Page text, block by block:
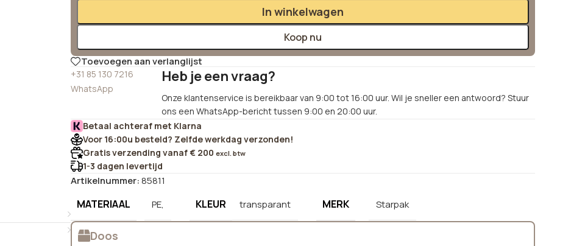
In winkelwagen
Koop nu
Toevoegen aan verlanglijst
+31 85 130 7216
WhatsApp
Heb je een vraag?
Onze klantenservice is bereikbaar van 9:00 tot 16:00 uur. Wil je sneller een antwoord? Stuur
ons een WhatsApp-bericht tussen 9:00 en 20:00 uur.
Betaal achteraf met Klarna
Voor 16:00u besteld? Zelfde werkdag verzonden!
Gratis verzending vanaf € 200 excl. btw
1-3 dagen levertijd
Artikelnummer:85811
MATERIAAL PE, KLEUR transparant MERK Starpak
Doos